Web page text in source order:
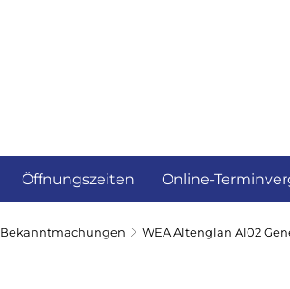
Öffnungszeiten Online-
Bekanntmachungen WEA Altenglan Al02